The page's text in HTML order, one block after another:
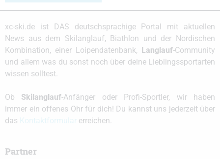
xc-ski.de ist DAS deutschsprachige Portal mit aktuellen
News aus dem Skilanglauf, Biathlon und der Nordischen
Kombination, einer Loipendatenbank,
Langlauf-Community
und allem was du sonst noch über deine Lieblingssportarten
wissen solltest.
Ob Skilanglauf-Anfänger oder Profi-Sportler, wir haben
immer ein offenes Ohr für dich! Du kannst uns jederzeit über
das
erreichen.
Partner